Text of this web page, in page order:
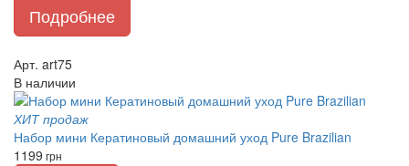
Подробнее
Арт. art75
В наличии
ХИТ продаж
Набор мини Кератиновый домашний уход Pure Brazilian
1199 грн